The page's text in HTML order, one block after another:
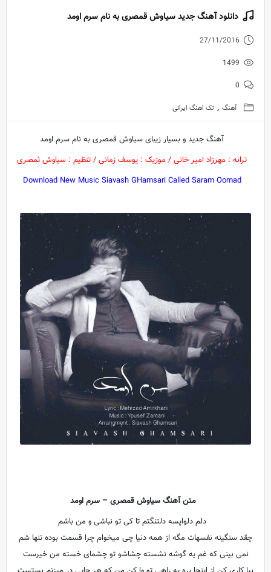
دانلود آهنگ جدید سیاوش قمصری به نام سرم اومد
27/11/2016
1499
0
آهنگ , تک اهنگ ایرانی
آهنگ جدید و بسیار زیبای سیاوش قمصری به نام سرم اومد
ترانه : مهرزاد امیر خانی / موزیک : یوسف زمانی / تنظیم : سیاوش ثمصری
Download New Music Siavash GHamsari Called Saram Oomad
متن آهنگ سیاوش قمصری – سرم اومد
دلم دلواپسه دلتنگتم تا کی تو نباشی و من باشم
چقد سنگینه نفسهات مگه از همه دنیا چی میخوام چرا قسمت بوده تنها شم
نمی بینی که غم یه گوشه نشسته چشاشو تو چشمای خسته من خیرست